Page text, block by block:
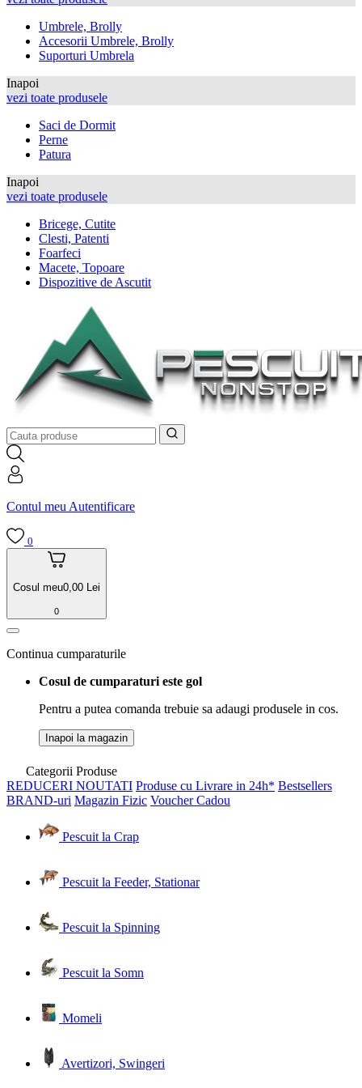
Umbrele, Brolly
Accesorii Umbrele, Brolly
Suporturi Umbrela
Inapoi
vezi toate produsele
Saci de Dormit
Perne
Patura
Inapoi
vezi toate produsele
Bricege, Cutite
Clesti, Patenti
Foarfeci
Macete, Topoare
Dispozitive de Ascutit
Contul meu Autentificare
0
Cosul meu0,00 Lei
0
Continua cumparaturile
Cosul de cumparaturi este gol
Pentru a putea comanda trebuie sa adaugi produsele in cos.
Inapoi la magazin
Categorii Produse
REDUCERI NOUTATI Produse cu Livrare in 24h* Bestsellers
BRAND-uri Magazin Fizic Voucher Cadou
Pescuit la Crap
Pescuit la Feeder, Stationar
Pescuit la Spinning
Pescuit la Somn
Momeli
Avertizori, Swingeri